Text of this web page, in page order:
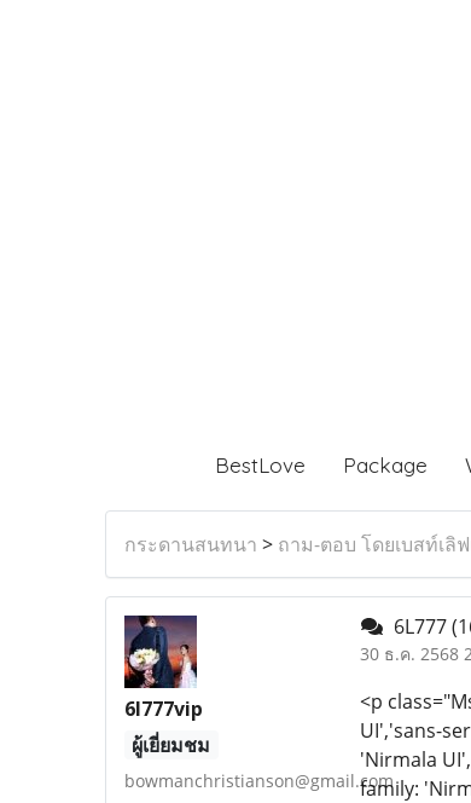
BestLove Package
กระดานสนทนา > ถาม-ตอบ โดยเบสท์เลิ
6l777vip
ผู้เยี่ยมชม
bowmanchristianson@gmail.com
6L777
30 ธ.ค. 2568
<p
UI','sans-
'Nirmala
family: